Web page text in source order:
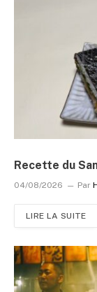
Recette du
04/08/2026 Par
LIRE LA SUITE